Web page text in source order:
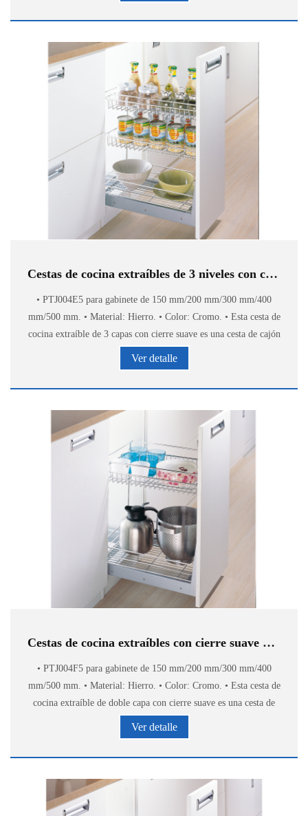
Cestas de cocina extraíbles de 3 niveles con cierre suave PTJ004E5
• PTJ004E5 para gabinete de 150 mm/200 mm/300 mm/400
mm/500 mm. • Material: Hierro. • Color: Cromo. • Esta cesta de
cocina extraíble de 3 capas con cierre suave es una cesta de cajón
Ver detalle
Cestas de cocina extraíbles con cierre suave PTJ004F5
• PTJ004F5 para gabinete de 150 mm/200 mm/300 mm/400
mm/500 mm. • Material: Hierro. • Color: Cromo. • Esta cesta de
cocina extraíble de doble capa con cierre suave es una cesta de
Ver detalle